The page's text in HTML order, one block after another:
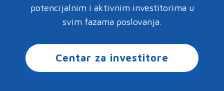
potencijalnim i aktivnim investitorima u
svim fazama poslovanja.
Centar za investitore